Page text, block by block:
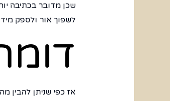
שכן מדובר בכתיבה
לשפוך אור ולספק
אז כפי שניתן להבין